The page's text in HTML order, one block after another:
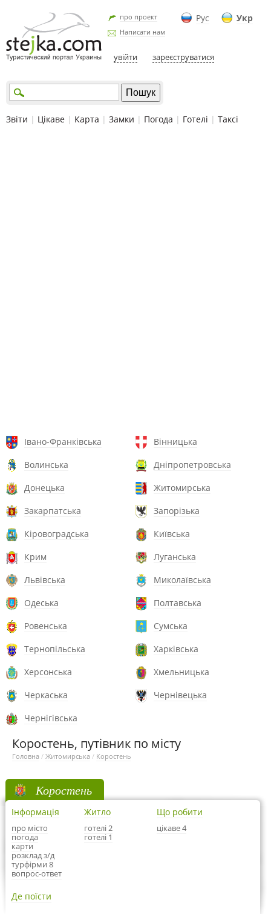
Рус Укр
про проект
Написати нам
увійти зареєструватися
Звіти | Цікаве | Карта | Замки | Погода | Готелі | Таксі
Івано-Франківська
Вінницька
Волинська
Дніпропетровська
Донецька
Житомирська
Закарпатська
Запорізька
Кіровоградська
Київська
Крим
Луганська
Львівська
Миколаївська
Одеська
Полтавська
Ровенська
Сумська
Тернопільська
Харківська
Херсонська
Хмельницька
Черкаська
Чернівецька
Чернігівська
Коростень, путівник по місту
Головна / Житомирська / Коростень
Коростень
Інформація
про місто
погода
карти
розклад з/д
турфірми 8
вопрос-ответ
Житло
готелі 2
готелі 1
Що робити
цікаве 4
Де поїсти